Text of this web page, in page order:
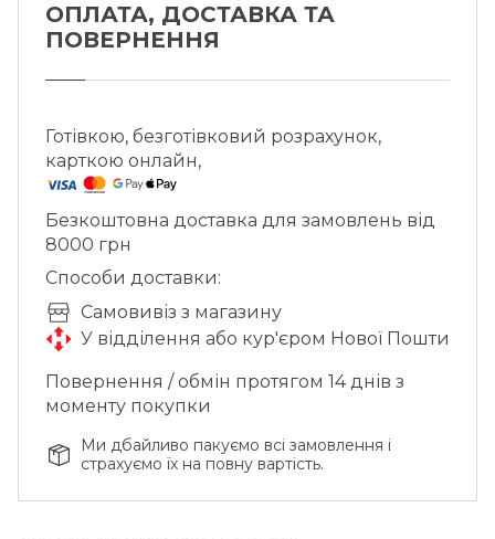
ОПЛАТА, ДОСТАВКА ТА
ПОВЕРНЕННЯ
Готівкою, безготівковий розрахунок,
карткою онлайн,
Безкоштовна доставка для замовлень від
8000 грн
Способи доставки:
Cамовивіз з магазину
У відділення або кур'єром Нової Пошти
Повернення / обмін протягом 14 днів з
моменту покупки
Ми дбайливо пакуємо всі замовлення і
страхуємо їх на повну вартість.